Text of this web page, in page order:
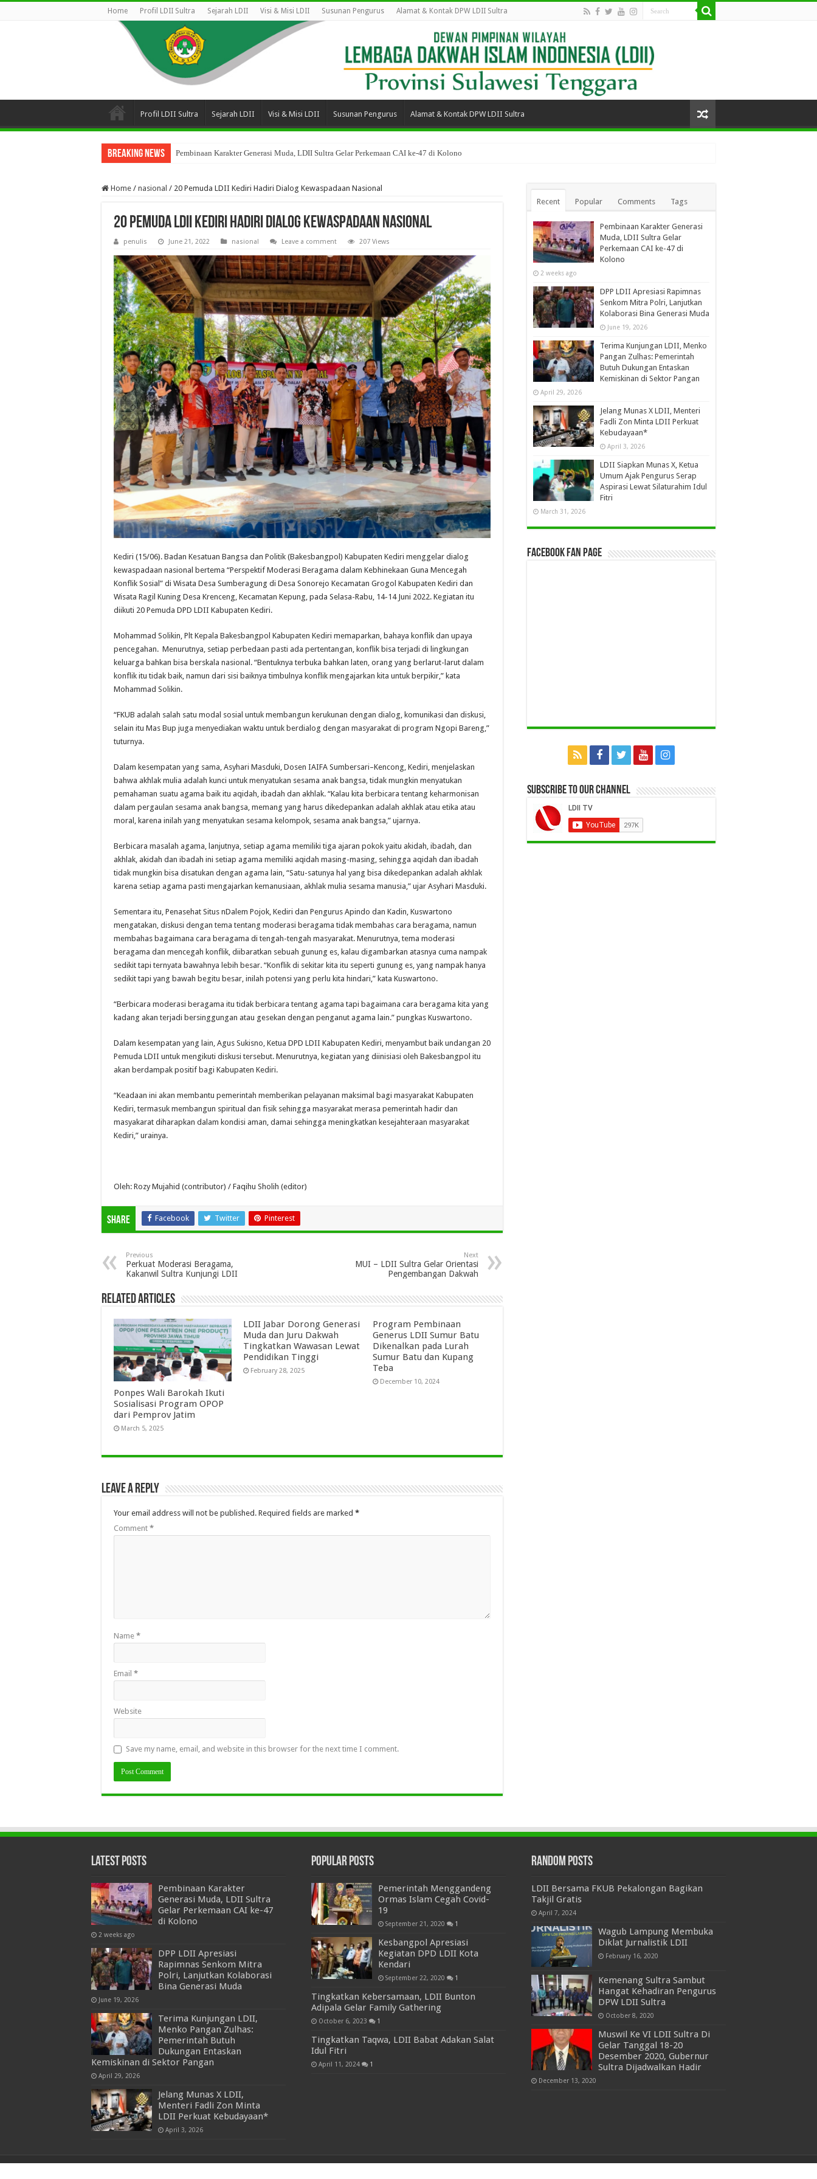
Home Profil LDII Sultra Sejarah LDII Visi & Misi LDII Susunan Pengurus Alamat & Kontak DPW LDII Sultra
Profil LDII Sultra Sejarah LDII Visi & Misi LDII Susunan Pengurus Alamat & Kontak DPW LDII Sultra
Breaking News Pembinaan Karakter Generasi Muda, LDII Sultra Gelar Perkemaan CAI ke-47 di Kolono
Home / nasional / 20 Pemuda LDII Kediri Hadiri Dialog Kewaspadaan Nasional
20 Pemuda LDII Kediri Hadiri Dialog Kewaspadaan Nasional
penulis June 21, 2022 nasional Leave a comment 207 Views
Kediri (15/06). Badan Kesatuan Bangsa dan Politik (Bakesbangpol) Kabupaten Kediri menggelar dialog
kewaspadaan nasional bertema “Perspektif Moderasi Beragama dalam Kebhinekaan Guna Mencegah
Konflik Sosial” di Wisata Desa Sumberagung di Desa Sonorejo Kecamatan Grogol Kabupaten Kediri dan
Wisata Ragil Kuning Desa Krenceng, Kecamatan Kepung, pada Selasa-Rabu, 14-14 Juni 2022. Kegiatan itu
diikuti 20 Pemuda DPD LDII Kabupaten Kediri.
Mohammad Solikin, Plt Kepala Bakesbangpol Kabupaten Kediri memaparkan, bahaya konflik dan upaya
pencegahan. Menurutnya, setiap perbedaan pasti ada pertentangan, konflik bisa terjadi di lingkungan
keluarga bahkan bisa berskala nasional. “Bentuknya terbuka bahkan laten, orang yang berlarut-larut dalam
konflik itu tidak baik, namun dari sisi baiknya timbulnya konflik mengajarkan kita untuk berpikir,” kata
Mohammad Solikin.
“FKUB adalah salah satu modal sosial untuk membangun kerukunan dengan dialog, komunikasi dan diskusi,
selain itu Mas Bup juga menyediakan waktu untuk berdialog dengan masyarakat di program Ngopi Bareng,”
tuturnya.
Dalam kesempatan yang sama, Asyhari Masduki, Dosen IAIFA Sumbersari–Kencong, Kediri, menjelaskan
bahwa akhlak mulia adalah kunci untuk menyatukan sesama anak bangsa, tidak mungkin menyatukan
pemahaman suatu agama baik itu aqidah, ibadah dan akhlak. “Kalau kita berbicara tentang keharmonisan
dalam pergaulan sesama anak bangsa, memang yang harus dikedepankan adalah akhlak atau etika atau
moral, karena inilah yang menyatukan sesama kelompok, sesama anak bangsa,” ujarnya.
Berbicara masalah agama, lanjutnya, setiap agama memiliki tiga ajaran pokok yaitu akidah, ibadah, dan
akhlak, akidah dan ibadah ini setiap agama memiliki aqidah masing-masing, sehingga aqidah dan ibadah
tidak mungkin bisa disatukan dengan agama lain, “Satu-satunya hal yang bisa dikedepankan adalah akhlak
karena setiap agama pasti mengajarkan kemanusiaan, akhlak mulia sesama manusia,” ujar Asyhari Masduki.
Sementara itu, Penasehat Situs nDalem Pojok, Kediri dan Pengurus Apindo dan Kadin, Kuswartono
mengatakan, diskusi dengan tema tentang moderasi beragama tidak membahas cara beragama, namun
membahas bagaimana cara beragama di tengah-tengah masyarakat. Menurutnya, tema moderasi
beragama dan mencegah konflik, diibaratkan sebuah gunung es, kalau digambarkan atasnya cuma nampak
sedikit tapi ternyata bawahnya lebih besar. “Konflik di sekitar kita itu seperti gunung es, yang nampak hanya
sedikit tapi yang bawah begitu besar, inilah potensi yang perlu kita hindari,” kata Kuswartono.
“Berbicara moderasi beragama itu tidak berbicara tentang agama tapi bagaimana cara beragama kita yang
kadang akan terjadi bersinggungan atau gesekan dengan penganut agama lain.” pungkas Kuswartono.
Dalam kesempatan yang lain, Agus Sukisno, Ketua DPD LDII Kabupaten Kediri, menyambut baik undangan 20
Pemuda LDII untuk mengikuti diskusi tersebut. Menurutnya, kegiatan yang diinisiasi oleh Bakesbangpol itu
akan berdampak positif bagi Kabupaten Kediri.
“Keadaan ini akan membantu pemerintah memberikan pelayanan maksimal bagi masyarakat Kabupaten
Kediri, termasuk membangun spiritual dan fisik sehingga masyarakat merasa pemerintah hadir dan
masyakarat diharapkan dalam kondisi aman, damai sehingga meningkatkan kesejahteraan masyarakat
Kediri,” urainya.
Oleh: Rozy Mujahid (contributor) / Faqihu Sholih (editor)
Share Facebook Twitter Pinterest
Previous
Perkuat Moderasi Beragama,
Kakanwil Sultra Kunjungi LDII
Next
MUI – LDII Sultra Gelar Orientasi
Pengembangan Dakwah
Related Articles
Ponpes Wali Barokah Ikuti
Sosialisasi Program OPOP
dari Pemprov Jatim
March 5, 2025
LDII Jabar Dorong Generasi
Muda dan Juru Dakwah
Tingkatkan Wawasan Lewat
Pendidikan Tinggi
February 28, 2025
Program Pembinaan
Generus LDII Sumur Batu
Dikenalkan pada Lurah
Sumur Batu dan Kupang
Teba
December 10, 2024
Leave a Reply
Your email address will not be published. Required fields are marked *
Comment *
Name *
Email *
Website
Save my name, email, and website in this browser for the next time I comment.
Recent Popular Comments Tags
Pembinaan Karakter Generasi
Muda, LDII Sultra Gelar
Perkemaan CAI ke-47 di
Kolono
2 weeks ago
DPP LDII Apresiasi Rapimnas
Senkom Mitra Polri, Lanjutkan
Kolaborasi Bina Generasi Muda
June 19, 2026
Terima Kunjungan LDII, Menko
Pangan Zulhas: Pemerintah
Butuh Dukungan Entaskan
Kemiskinan di Sektor Pangan
April 29, 2026
Jelang Munas X LDII, Menteri
Fadli Zon Minta LDII Perkuat
Kebudayaan*
April 3, 2026
LDII Siapkan Munas X, Ketua
Umum Ajak Pengurus Serap
Aspirasi Lewat Silaturahim Idul
Fitri
March 31, 2026
Facebook Fan Page
Subscribe to our Channel
Latest Posts
Pembinaan Karakter
Generasi Muda, LDII Sultra
Gelar Perkemaan CAI ke-47
di Kolono
2 weeks ago
DPP LDII Apresiasi
Rapimnas Senkom Mitra
Polri, Lanjutkan Kolaborasi
Bina Generasi Muda
June 19, 2026
Terima Kunjungan LDII,
Menko Pangan Zulhas:
Pemerintah Butuh
Dukungan Entaskan
Kemiskinan di Sektor Pangan
April 29, 2026
Jelang Munas X LDII,
Menteri Fadli Zon Minta
LDII Perkuat Kebudayaan*
April 3, 2026
Popular Posts
Pemerintah Menggandeng
Ormas Islam Cegah Covid-
19
September 21, 2020 1
Kesbangpol Apresiasi
Kegiatan DPD LDII Kota
Kendari
September 22, 2020 1
Tingkatkan Kebersamaan, LDII Bunton
Adipala Gelar Family Gathering
October 6, 2023 1
Tingkatkan Taqwa, LDII Babat Adakan Salat
Idul Fitri
April 11, 2024 1
Random Posts
LDII Bersama FKUB Pekalongan Bagikan
Takjil Gratis
April 7, 2024
Wagub Lampung Membuka
Diklat Jurnalistik LDII
February 16, 2020
Kemenang Sultra Sambut
Hangat Kehadiran Pengurus
DPW LDII Sultra
October 8, 2020
Muswil Ke VI LDII Sultra Di
Gelar Tanggal 18-20
Desember 2020, Gubernur
Sultra Dijadwalkan Hadir
December 13, 2020